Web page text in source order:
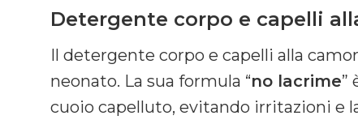
Detergente corpo e capelli
Il detergente corpo e capelli alla
neonato. La sua formula “no lacrime”
cuoio capelluto, evitando irritazioni e